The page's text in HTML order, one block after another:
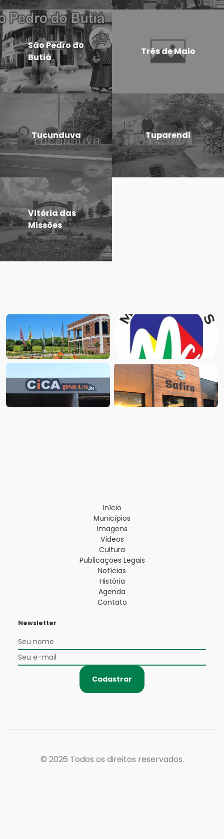
São Pedro do
Butiá
Três de Maio
Tucunduva Tuparendi
Vitória das
Missões
Início
Municípios
Imagens
Vídeos
Cultura
Publicações Legais
Notícias
História
Agenda
Contato
Newsletter
Cadastrar
© 2026 Todos os direitos reservados.